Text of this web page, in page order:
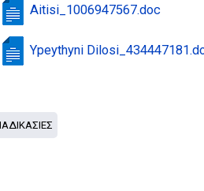
Aitisi_1006947567.doc
Ypeythyni